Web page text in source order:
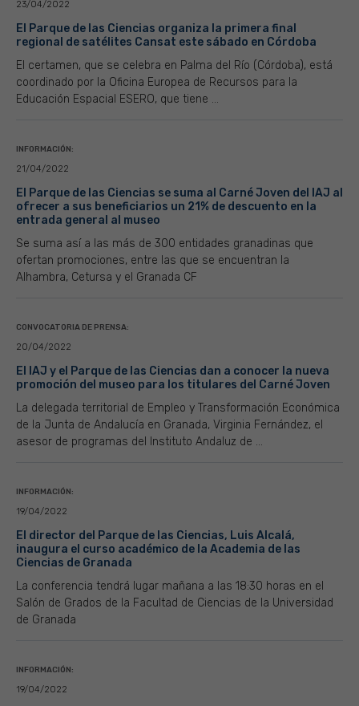
23/04/2022
El Parque de las Ciencias organiza la primera final
regional de satélites Cansat este sábado en Córdoba
El certamen, que se celebra en Palma del Río (Córdoba), está
coordinado por la Oficina Europea de Recursos para la
Educación Espacial ESERO, que tiene ...
INFORMACIÓN:
21/04/2022
El Parque de las Ciencias se suma al Carné Joven del IAJ al
ofrecer a sus beneficiarios un 21% de descuento en la
entrada general al museo
Se suma así a las más de 300 entidades granadinas que
ofertan promociones, entre las que se encuentran la
Alhambra, Cetursa y el Granada CF
CONVOCATORIA DE PRENSA:
20/04/2022
El IAJ y el Parque de las Ciencias dan a conocer la nueva
promoción del museo para los titulares del Carné Joven
La delegada territorial de Empleo y Transformación Económica
de la Junta de Andalucía en Granada, Virginia Fernández, el
asesor de programas del Instituto Andaluz de ...
INFORMACIÓN:
19/04/2022
El director del Parque de las Ciencias, Luis Alcalá,
inaugura el curso académico de la Academia de las
Ciencias de Granada
La conferencia tendrá lugar mañana a las 18:30 horas en el
Salón de Grados de la Facultad de Ciencias de la Universidad
de Granada
INFORMACIÓN:
19/04/2022